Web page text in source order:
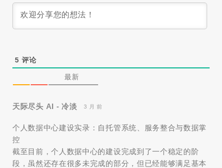
5 评论
最新
天际尽头 AI - 冷淡 3 月 前
个人数据中心建设实录：自托管系统、服务整合与数据掌
控
截至目前，个人数据中心的建设完成到了一个稳定的阶
段，虽然还存在很多未完成的部分，但已经能够满足基本